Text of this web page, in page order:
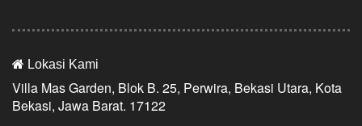
Lokasi Kami
Villa Mas Garden, Blok B. 25, Perwira, Bekasi Utara, Kota
Bekasi, Jawa Barat. 17122